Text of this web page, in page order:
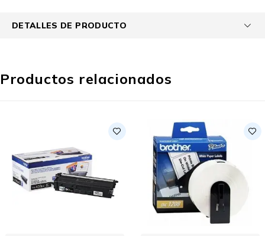
DETALLES DE PRODUCTO
Productos relacionados